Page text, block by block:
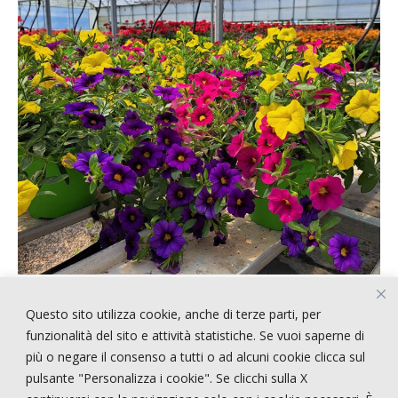
Questo sito utilizza cookie, anche di terze parti, per
funzionalità del sito e attività statistiche. Se vuoi saperne di
più o negare il consenso a tutti o ad alcuni cookie clicca sul
pulsante "Personalizza i cookie". Se clicchi sulla X
ARTICOLI RECENTI
!!!!! CERCASI PERSONALE !!!!